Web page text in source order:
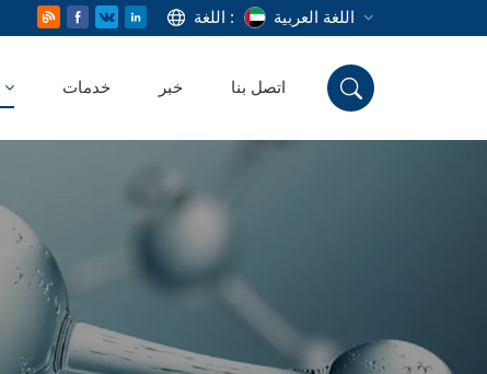
اللغة : اللغة العربية
خدمات خبر اتصل بنا